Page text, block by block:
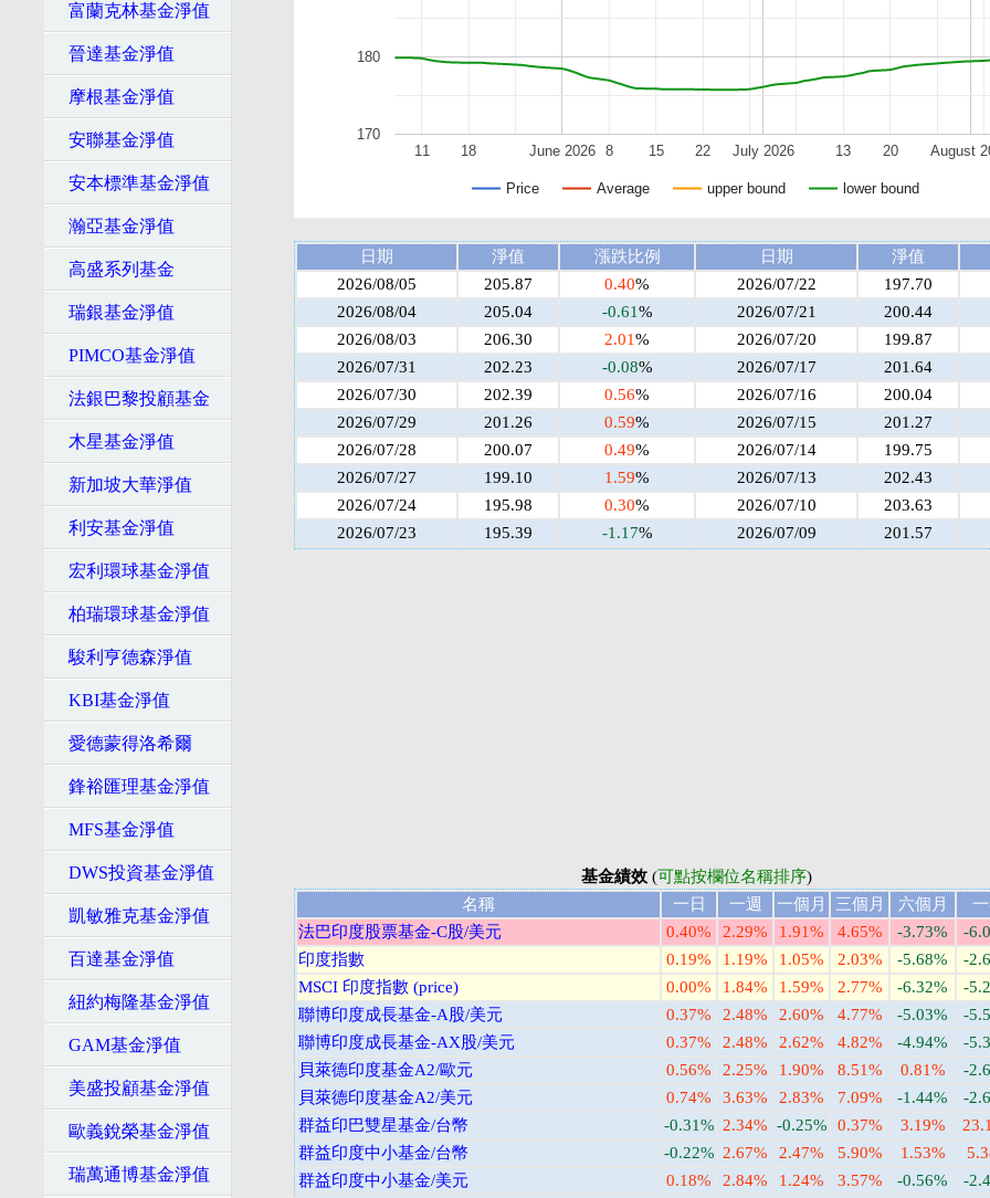
富蘭克林基金淨值
晉達基金淨值
摩根基金淨值
安聯基金淨值
安本標準基金淨值
瀚亞基金淨值
高盛系列基金
瑞銀基金淨值
PIMCO基金淨值
法銀巴黎投顧基金
木星基金淨值
新加坡大華淨值
利安基金淨值
宏利環球基金淨值
柏瑞環球基金淨值
駿利亨德森淨值
KBI基金淨值
愛德蒙得洛希爾
鋒裕匯理基金淨值
MFS基金淨值
DWS投資基金淨值
凱敏雅克基金淨值
百達基金淨值
紐約梅隆基金淨值
GAM基金淨值
美盛投顧基金淨值
歐義銳榮基金淨值
瑞萬通博基金淨值
Price Average upper bound lower bound
June 2026 July 2026 August
11 18 8 15 22 13 20
170
180
日期 淨值 漲跌比例 日期
淨值
2026/08/05
205.87 0.40% 2026/07/22
197.70
2026/08/04
205.04 -0.61% 2026/07/21
200.44
2026/08/03
206.30 2.01% 2026/07/20
199.87
2026/07/31
202.23 -0.08% 2026/07/17
201.64
2026/07/30
202.39 0.56% 2026/07/16
200.04
2026/07/29
201.26 0.59% 2026/07/15
201.27
2026/07/28
200.07 0.49% 2026/07/14
199.75
2026/07/27
199.10 1.59% 2026/07/13
202.43
2026/07/24
195.98 0.30% 2026/07/10
203.63
2026/07/23
195.39 -1.17% 2026/07/09 201.57
基金績效(可點按欄位名稱排序)
名稱
一日 一週 一個月 三個月 六個月
法巴印度股票基金-C股/美元
0.40% 2.29% 1.91% 4.65% -3.73%
-
印度指數
0.19% 1.19% 1.05% 2.03% -5.68%
-
MSCI 印度指數 (price)
0.00% 1.84% 1.59% 2.77% -6.32%
-
聯博印度成長基金-A股/美元
0.37% 2.48% 2.60% 4.77% -5.03%
-
聯博印度成長基金-AX股/美元
0.37% 2.48% 2.62% 4.82% -4.94%
-
貝萊德印度基金A2/歐元
0.56% 2.25% 1.90% 8.51% 0.81%
-
貝萊德印度基金A2/美元
0.74% 3.63% 2.83% 7.09% -1.44%
-
群益印巴雙星基金/台幣
-0.31% 2.34% -0.25% 0.37% 3.19%
群益印度中小基金/台幣
-0.22% 2.67% 2.47% 5.90% 1.53%
群益印度中小基金/美元
0.18% 2.84% 1.24% 3.57% -0.56%
-